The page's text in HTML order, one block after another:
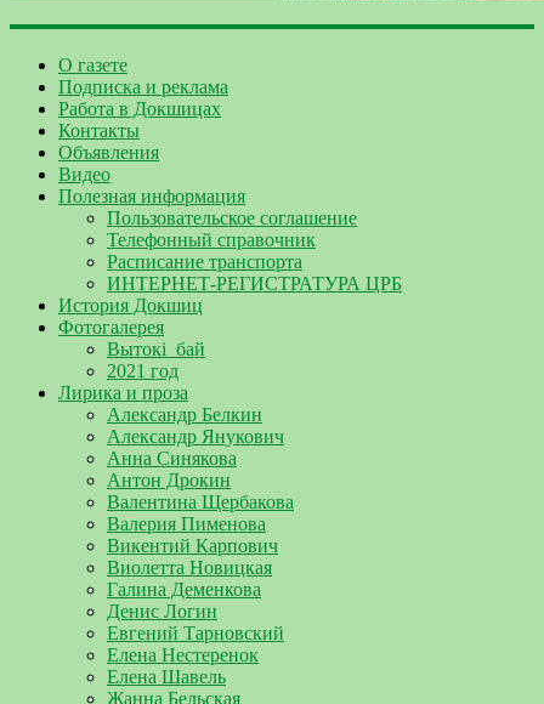
О газете
Подписка и реклама
Работа в Докшицах
Контакты
Объявления
Видео
Полезная информация
Пользовательское соглашение
Телефонный справочник
Расписание транспорта
ИНТЕРНЕТ-РЕГИСТРАТУРА ЦРБ
История Докшиц
Фотогалерея
Вытокі_бай
2021 год
Лирика и проза
Александр Белкин
Александр Янукович
Анна Синякова
Антон Дрокин
Валентина Щербакова
Валерия Пименова
Викентий Карпович
Виолетта Новицкая
Галина Деменкова
Денис Логин
Евгений Тарновский
Елена Нестеренок
Елена Шавель
Жанна Бельская